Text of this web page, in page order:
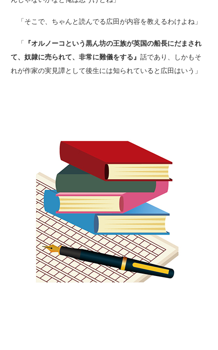
「そこで、ちゃんと読んでる広田が内容を教えるわけよね」
「 『オルノーコという黒ん坊の王族が英国の船長にだまされ
て、奴隷に売られて、非常に難儀をする』話であり、しかもそ
れが作家の実見譚として後生には知られていると広田はいう」